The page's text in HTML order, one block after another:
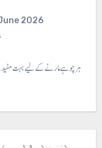
2026
⇐ یہ زہر چو ہے مارنے کے لیے بہت مفید